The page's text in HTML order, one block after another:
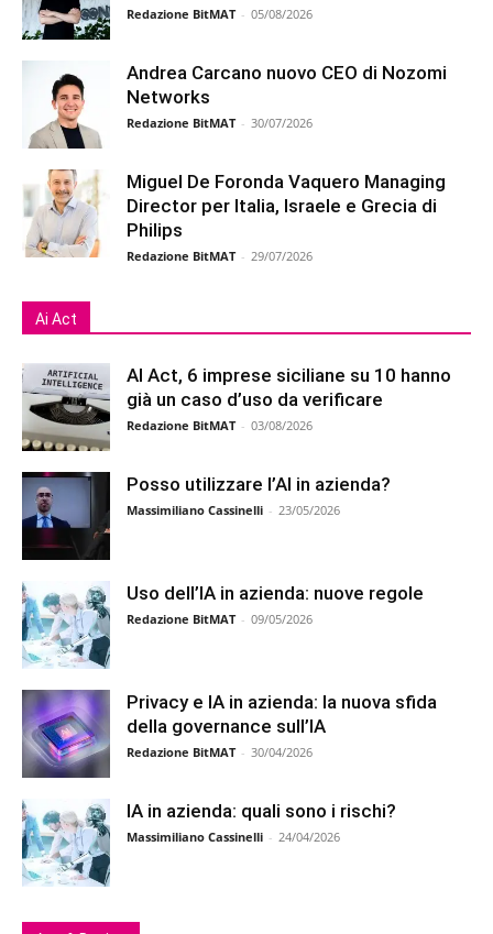
Redazione BitMAT - 05/08/2026
Andrea Carcano nuovo CEO di Nozomi
Networks
Redazione BitMAT - 30/07/2026
Miguel De Foronda Vaquero Managing
Director per Italia, Israele e Grecia di
Philips
Redazione BitMAT - 29/07/2026
Ai Act
AI Act, 6 imprese siciliane su 10 hanno
già un caso d’uso da verificare
Redazione BitMAT - 03/08/2026
Posso utilizzare l’AI in azienda?
Massimiliano Cassinelli - 23/05/2026
Uso dell’IA in azienda: nuove regole
Redazione BitMAT - 09/05/2026
Privacy e IA in azienda: la nuova sfida
della governance sull’IA
Redazione BitMAT - 30/04/2026
IA in azienda: quali sono i rischi?
Massimiliano Cassinelli - 24/04/2026